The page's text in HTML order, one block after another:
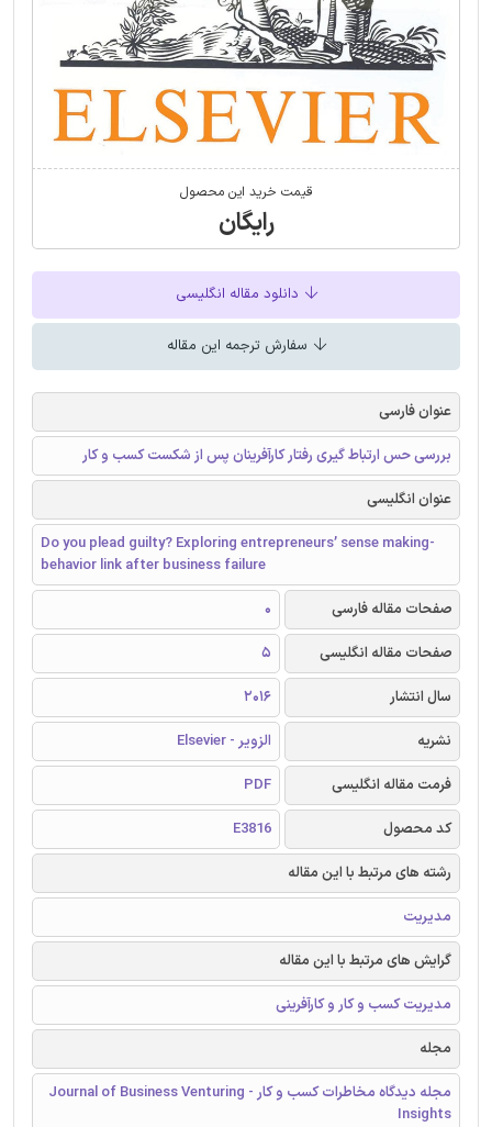
قیمت خرید این محصول
رایگان
دانلود مقاله انگلیسی
سفارش ترجمه این مقاله
عنوان فارسی
بررسی حس ارتباط گیری رفتار کارآفرینان پس از شکست کسب و کار
عنوان انگلیسی
Do you plead guilty? Exploring entrepreneurs’ sense making-
behavior link after business failure
صفحات مقاله فارسی
0
صفحات مقاله انگلیسی
5
سال انتشار
2016
نشریه
الزویر - Elsevier
فرمت مقاله انگلیسی
PDF
کد محصول
E3816
رشته های مرتبط با این مقاله
مدیریت
گرایش های مرتبط با این مقاله
مدیریت کسب و کار و کارآفرینی
مجله
مجله دیدگاه مخاطرات کسب و کار - Journal of Business Venturing
Insights